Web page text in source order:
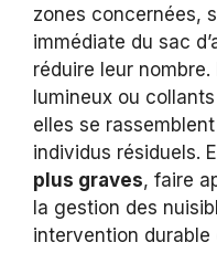
zones concernées,
immédiate du sac
réduire leur nombre.
lumineux ou
elles se
individus résiduels.
plus graves, faire
la gestion des
intervention durable